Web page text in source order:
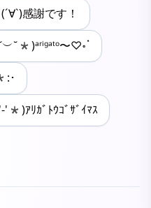
(´∀`)感謝です！
〜♡॰ॱ
･
'*)ｱﾘｶﾞﾄｳｺﾞｻﾞｲﾏｽ